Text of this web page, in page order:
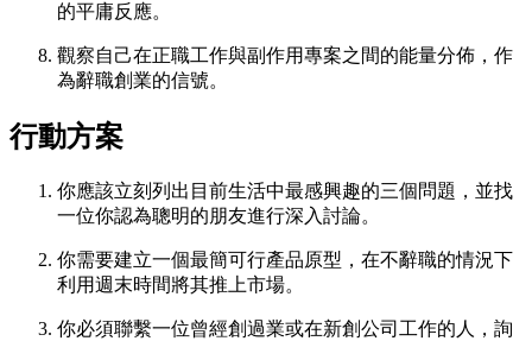
的平庸反應。
觀察自己在正職工作與副作用專案之間的能量分佈，作
為辭職創業的信號。
行動方案
你應該立刻列出目前生活中最感興趣的三個問題，並找
一位你認為聰明的朋友進行深入討論。
你需要建立一個最簡可行產品原型，在不辭職的情況下
利用週末時間將其推上市場。
你必須聯繫一位曾經創過業或在新創公司工作的人，詢